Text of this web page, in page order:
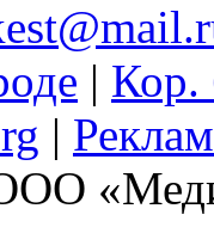
| Кор.
|